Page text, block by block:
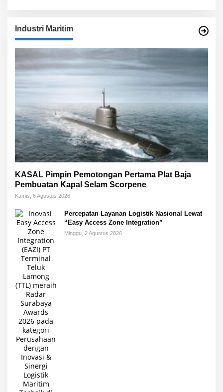
Industri Maritim
KASAL Pimpin Pemotongan Pertama Plat Baja
Pembuatan Kapal Selam Scorpene
Kamis, 6 Agustus 2026
Percepatan Layanan Logistik Nasional Lewat
“Easy Access Zone Integration”
Minggu, 2 Agustus 2026